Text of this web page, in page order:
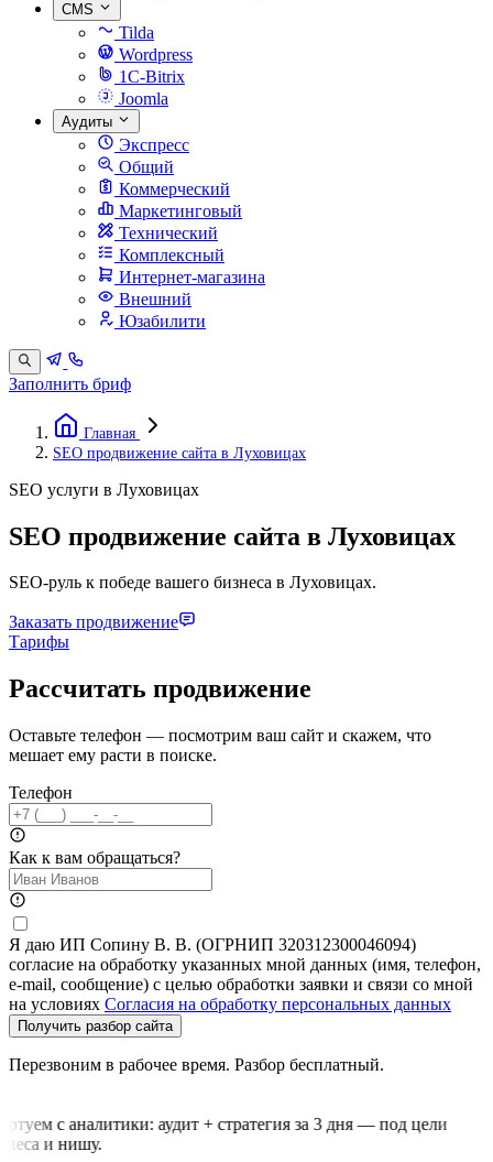
CMS
Tilda
Wordpress
1C-Bitrix
Joomla
Аудиты
Экспресс
Общий
Коммерческий
Маркетинговый
Технический
Комплексный
Интернет-магазина
Внешний
Юзабилити
Заполнить бриф
Главная
SEO продвижение сайта в Луховицах
SEO услуги в Луховицах
SEO продвижение сайта в Луховицах
SEO-руль к победе вашего бизнеса в Луховицах.
Заказать продвижение
Тарифы
Рассчитать продвижение
Оставьте телефон — посмотрим ваш сайт и скажем, что
мешает ему расти в поиске.
Телефон
Как к вам обращаться?
Я даю ИП Сопину В. В. (ОГРНИП 320312300046094)
согласие на обработку указанных мной данных (имя, телефон,
e-mail, сообщение) с целью обработки заявки и связи со мной
на условиях Согласия на обработку персональных данных
Получить разбор сайта
Перезвоним в рабочее время. Разбор бесплатный.
с аналитики: аудит + стратегия за 3 дня — под цели
и нишу.